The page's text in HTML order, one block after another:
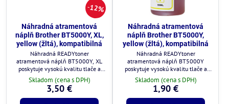
12%
Náhradná atramentová
náplň Brother BT5000Y, XL,
yellow (žltá), kompatibilná
Náhradná READYtoner
atramentová náplň BT5000Y, XL
poskytuje vysokú kvalitu tlače a
plnú kompatibilitu s tlačiarňami
Brother.
Skladom (cena s DPH)
3,50 €
Náhradná atramentová
náplň Brother BT5000Y,
yellow (žltá), kompatibilná
Náhradná READYtoner
atramentová náplň BT5000Y
poskytuje vysokú kvalitu tlače a
plnú kompatibilitu s tlačiarňami
Brother.
Skladom (cena s DPH)
1,90 €